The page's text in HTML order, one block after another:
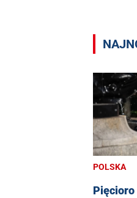
POLSKA
Pięcioro